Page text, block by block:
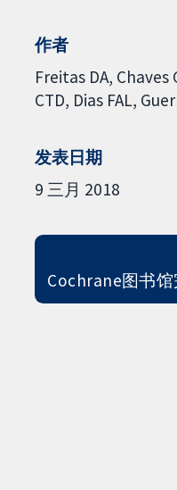
作者
Freitas DA Chaves
CTD Dias FAL
发表日期
9 三月 2018
Cochrane图书